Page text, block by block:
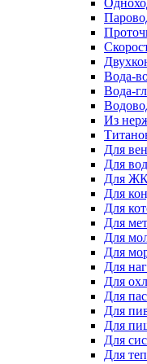
Вода-
Вода-
Из
Для
Для
Для
Для
Для
Для
Для
Для
Для
Для
Для
Для
Для
Для
Для